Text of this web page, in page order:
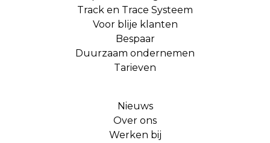
Track en Trace Systeem
Voor blije klanten
Bespaar
Duurzaam ondernemen
Tarieven
Nieuws
Over ons
Werken bij